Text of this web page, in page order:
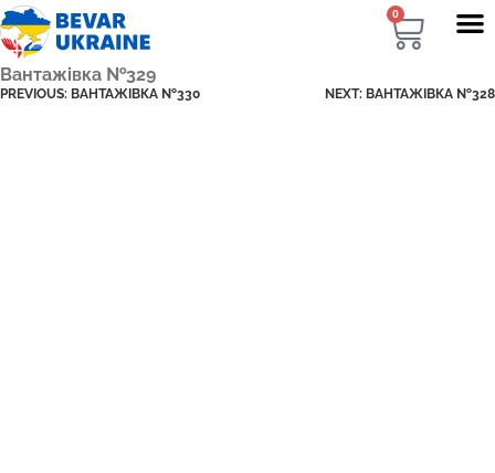
0
Вантажівка №329
PREVIOUS: ВАНТАЖІВКА №330 NEXT: ВАНТАЖІВКА №328